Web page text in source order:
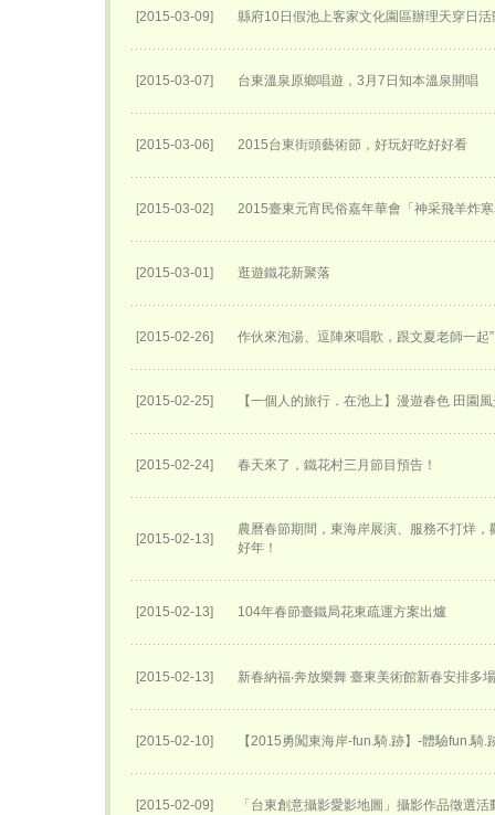
[2015-03-09] 縣府10日假池上客家文化園區辦理天穿日活
[2015-03-07] 台東溫泉原鄉唱遊，3月7日知本溫泉開唱
[2015-03-06] 2015台東街頭藝術節，好玩好吃好好看
[2015-03-02] 2015臺東元宵民俗嘉年華會「神采飛羊炸
[2015-03-01] 逛遊鐵花新聚落
[2015-02-26] 作伙來泡湯、逗陣來唱歌，跟文夏老師一起
[2015-02-25] 【一個人的旅行．在池上】漫遊春色 田園
[2015-02-24] 春天來了，鐵花村三月節目預告！
[2015-02-13]
農曆春節期間，東海岸展演、服務不打烊
好年！
[2015-02-13] 104年春節臺鐵局花東疏運方案出爐
[2015-02-13] 新春納福‧奔放樂舞 臺東美術館新春安排多
[2015-02-10] 【2015勇闖東海岸-fun.騎.跡】-體驗fun.騎.
[2015-02-09] 「台東創意攝影愛影地圖」攝影作品徵選活